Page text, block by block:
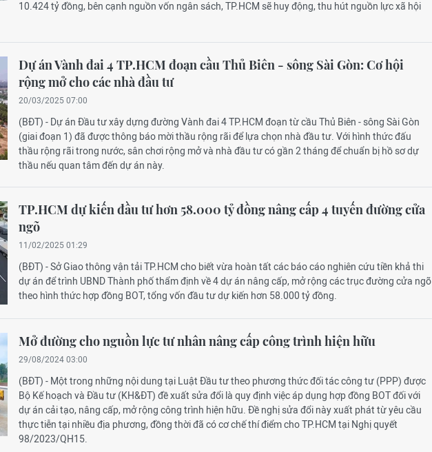
10.424 tỷ đồng, bên cạnh nguồn vốn ngân sách, TP.HCM sẽ huy động, thu hút nguồn lực xã hội
Dự án Vành đai 4 TP.HCM đoạn cầu Thủ Biên - sông Sài Gòn: Cơ hội
rộng mở cho các nhà đầu tư
20/03/2025 07:00
(BĐT) - Dự án Đầu tư xây dựng đường Vành đai 4 TP.HCM đoạn từ cầu Thủ Biên - sông Sài Gòn
(giai đoạn 1) đã được thông báo mời thầu rộng rãi để lựa chọn nhà đầu tư. Với hình thức đấu
thầu rộng rãi trong nước, sân chơi rộng mở và nhà đầu tư có gần 2 tháng để chuẩn bị hồ sơ dự
thầu nếu quan tâm đến dự án này.
TP.HCM dự kiến đầu tư hơn 58.000 tỷ đồng nâng cấp 4 tuyến đường cửa
ngõ
11/02/2025 01:29
(BĐT) - Sở Giao thông vận tải TP.HCM cho biết vừa hoàn tất các báo cáo nghiên cứu tiền khả thi
dự án để trình UBND Thành phố thẩm định về 4 dự án nâng cấp, mở rộng các trục đường cửa ngõ
theo hình thức hợp đồng BOT, tổng vốn đầu tư dự kiến hơn 58.000 tỷ đồng.
Mở đường cho nguồn lực tư nhân nâng cấp công trình hiện hữu
29/08/2024 03:00
(BĐT) - Một trong những nội dung tại Luật Đầu tư theo phương thức đối tác công tư (PPP) được
Bộ Kế hoạch và Đầu tư (KH&ĐT) đề xuất sửa đổi là quy định việc áp dụng hợp đồng BOT đối với
dự án cải tạo, nâng cấp, mở rộng công trình hiện hữu. Đề nghị sửa đổi này xuất phát từ yêu cầu
thực tiễn tại nhiều địa phương, đồng thời đã có cơ chế thí điểm cho TP.HCM tại Nghị quyết
98/2023/QH15.